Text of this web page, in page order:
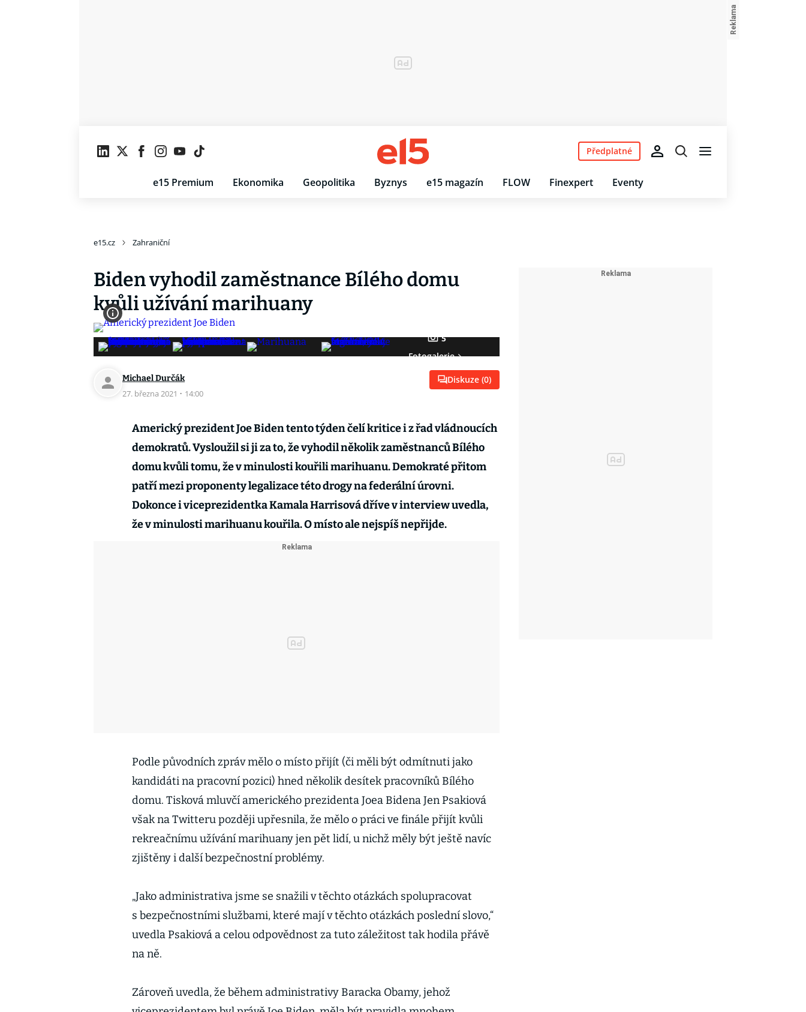
e15 Premium Ekonomika Geopolitika Byznys e15 magazín FLOW Finexpert Eventy
Předplatné
e15.cz Zahraniční
Biden vyhodil zaměstnance Bílého domu
kvůli užívání marihuany
5
Fotogalerie
Michael Durčák
27. března 2021 · 14:00
Diskuze (0)
Americký prezident Joe Biden tento týden čelí kritice i z řad vládnoucích
demokratů. Vysloužil si ji za to, že vyhodil několik zaměstnanců Bílého
domu kvůli tomu, že v minulosti kouřili marihuanu. Demokraté přitom
patří mezi proponenty legalizace této drogy na federální úrovni.
Dokonce i viceprezidentka Kamala Harrisová dříve v interview uvedla,
že v minulosti marihuanu kouřila. O místo ale nejspíš nepřijde.
Podle původních zpráv mělo o místo přijít (či měli být odmítnuti jako
kandidáti na pracovní pozici) hned několik desítek pracovníků Bílého
domu. Tisková mluvčí amerického prezidenta Joea Bidena Jen Psakiová
však na Twitteru později upřesnila, že mělo o práci ve finále přijít kvůli
rekreačnímu užívání marihuany jen pět lidí, u nichž měly být ještě navíc
zjištěny i další bezpečnostní problémy.
„Jako administrativa jsme se snažili v těchto otázkách spolupracovat
s bezpečnostními službami, které mají v těchto otázkách poslední slovo,“
uvedla Psakiová a celou odpovědnost za tuto záležitost tak hodila přávě
na ně.
Zároveň uvedla, že během administrativy Baracka Obamy, jehož